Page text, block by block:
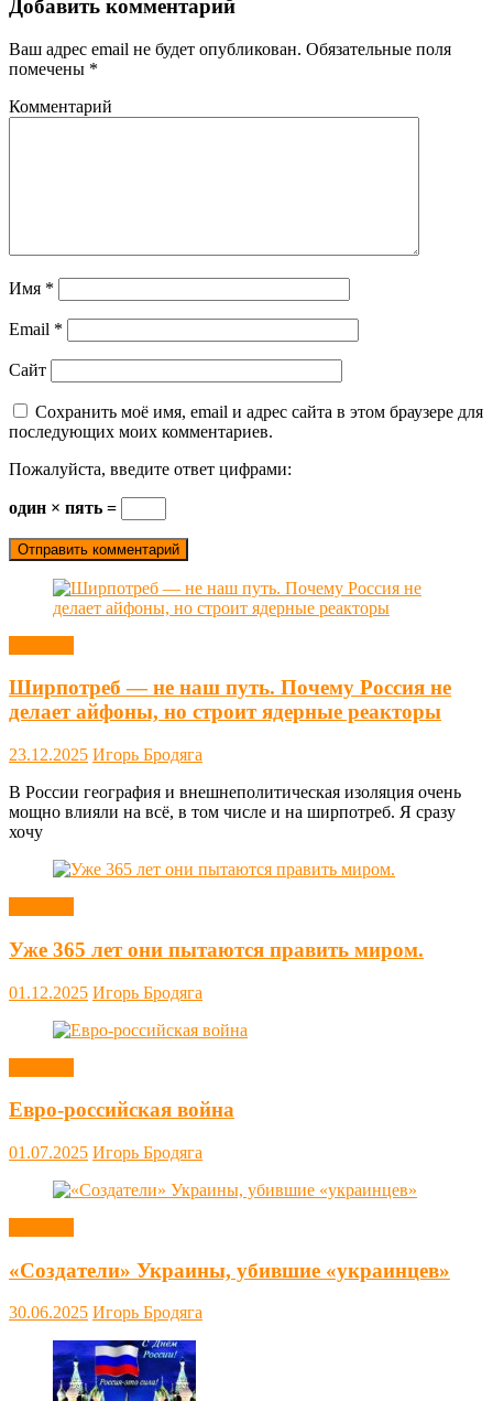
Добавить комментарий
Ваш адрес email не будет опубликован. Обязательные поля
помечены *
Комментарий
Имя *
Email *
Сайт
Сохранить моё имя, email и адрес сайта в этом браузере для
последующих моих комментариев.
Пожалуйста, введите ответ цифрами:
один × пять =
Ширпотреб — не наш путь. Почему Россия не
делает айфоны, но строит ядерные реакторы
23.12.2025 Игорь Бродяга
В России география и внешнеполитическая изоляция очень
мощно влияли на всё, в том числе и на ширпотреб. Я сразу
хочу
Уже 365 лет они пытаются править миром.
01.12.2025 Игорь Бродяга
Евро-российская война
01.07.2025 Игорь Бродяга
«Создатели» Украины, убившие «украинцев»
30.06.2025 Игорь Бродяга